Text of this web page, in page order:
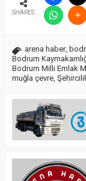
SHARES
arena haber,
Bodrum
Bodrum Milli Emlak
muğla çevre,